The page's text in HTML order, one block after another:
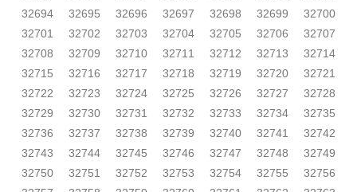
32694
32695 32696 32697 32698 32699
32700
32701
32702 32703 32704 32705 32706
32707
32708
32709 32710 32711 32712 32713
32714
32715
32716 32717 32718 32719 32720
32721
32722
32723 32724 32725 32726 32727
32728
32729
32730 32731 32732 32733 32734
32735
32736
32737 32738 32739 32740 32741
32742
32743
32744 32745 32746 32747 32748
32749
32750
32751 32752 32753 32754 32755
32756